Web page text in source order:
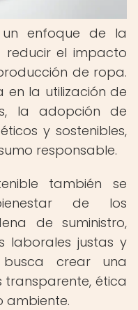
enfoque de la
reducir el impacto
de ropa.
en la utilización de
la adopción de
y sostenibles,
responsable.
también se
de los
de suministro,
laborales justas y
busca crear una
ética
ambiente.